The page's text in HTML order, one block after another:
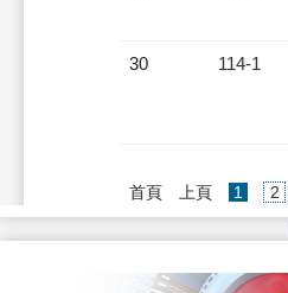
30 114-1
首頁 上頁 1 2